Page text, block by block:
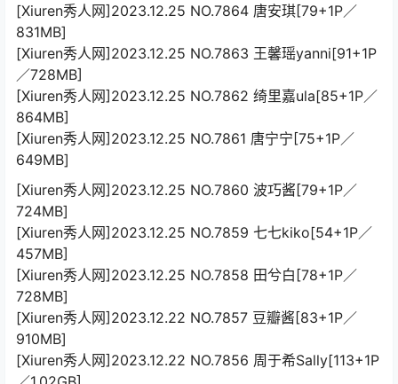
[Xiuren秀人网]2023.12.25 NO.7864 唐安琪[79+1P／
831MB]
[Xiuren秀人网]2023.12.25 NO.7863 王馨瑶yanni[91+1P
／728MB]
[Xiuren秀人网]2023.12.25 NO.7862 绮里嘉ula[85+1P／
864MB]
[Xiuren秀人网]2023.12.25 NO.7861 唐宁宁[75+1P／
649MB]
[Xiuren秀人网]2023.12.25 NO.7860 波巧酱[79+1P／
724MB]
[Xiuren秀人网]2023.12.25 NO.7859 七七kiko[54+1P／
457MB]
[Xiuren秀人网]2023.12.25 NO.7858 田兮白[78+1P／
728MB]
[Xiuren秀人网]2023.12.22 NO.7857 豆瓣酱[83+1P／
910MB]
[Xiuren秀人网]2023.12.22 NO.7856 周于希Sally[113+1P